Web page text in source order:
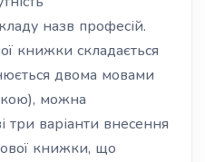
назв професій.
книжки складається
двома мовами
можна
варіанти внесення
книжки, що